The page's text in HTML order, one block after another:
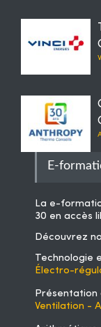
E-
La e-
30 en accès
Découvrez
Technologie
Électro-
Ventilation -